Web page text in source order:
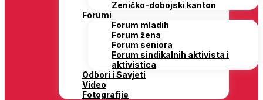
Zeničko-dobojski kanton
Forumi
Forum mladih
Forum žena
Forum seniora
Forum sindikalnih aktivista i
aktivistica
Odbori i Savjeti
Video
Fotografije